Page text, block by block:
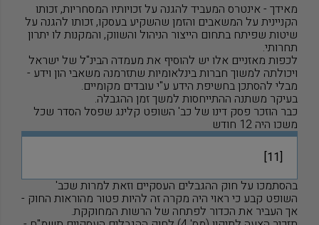
מאידך - אינטרס המעביד להגנה על זכויותיו המסחריות, זכותו
הקניינית על המשאבים והזמן שהשקיע בעסקו, זכותו להגנה על
שיטות שפיתח בתחום הייצור הניהול והשווק, והמקנות לו יתרון
תחרותי.
לכפות מאזניים אלו יש להוסיף את מעמדה הבינ"ל של ישראל
ויכולתה למשוך חברות בינלאומיות שתזרמנה משאבי הון וידע -
מבלי להסתכן בחשיפת הידע ע"י עובדים מקומיים.
בעיקר משתנה ההתייחסות למשך זמן ההגבלה.
כבר הוזכר פסק דינו של כב' השופט קלינג שפסל הסדר שכל
משכו היה 12 חודש
[11]
בהסתמכו על חוק ההגבלים העסקיים וזאת למרות שכב'
השופט קבע כי ראוי היה מקרה זה להיות פטור מהוראות החוק -
אך העביר את הכדור לפתחה של הרשות המחוקקת.